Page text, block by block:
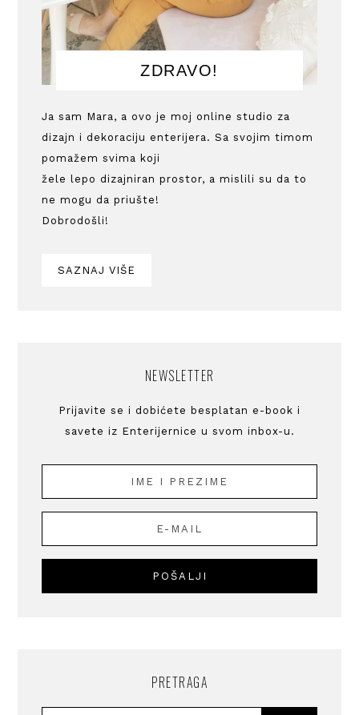
ZDRAVO!
Ja sam Mara, a ovo je moj online studio za
dizajn i dekoraciju enterijera. Sa svojim timom
pomažem svima koji
žele lepo dizajniran prostor, a mislili su da to
ne mogu da priušte!
Dobrodošli!
SAZNAJ VIŠE
NEWSLETTER
Prijavite se i dobićete besplatan e-book i
savete iz Enterijernice u svom inbox-u.
PRETRAGA